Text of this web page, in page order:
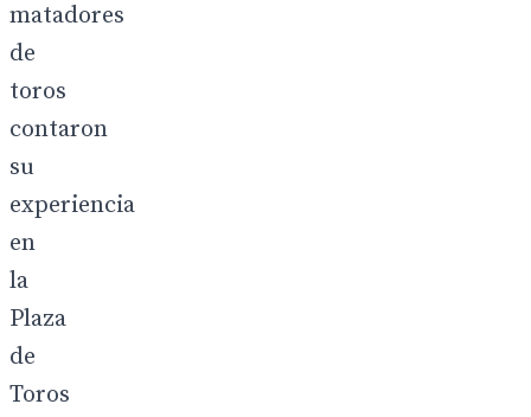
matadores
de
toros
contaron
su
experiencia
en
la
Plaza
de
Toros